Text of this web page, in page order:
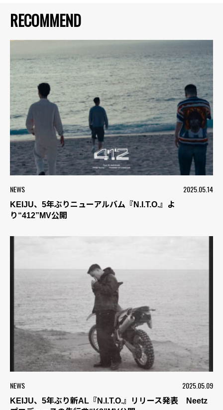
RECOMMEND
NEWS 2025.05.14
KEIJU、5年ぶりニューアルバム『N.I.T.O.』よ
り“412”MV公開
NEWS 2025.05.09
KEIJU、5年ぶり新AL『N.I.T.O.』リリース発表 Neetz